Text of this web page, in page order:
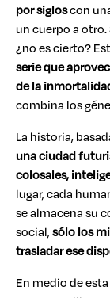
por sigloscon
un cuerpo a
¿no es cierto?
serie que
de la
combina los
La historia,
una ciudad
colosales,
lugar, cada
se almacena su
social,sólo los
trasladar ese
En medio de